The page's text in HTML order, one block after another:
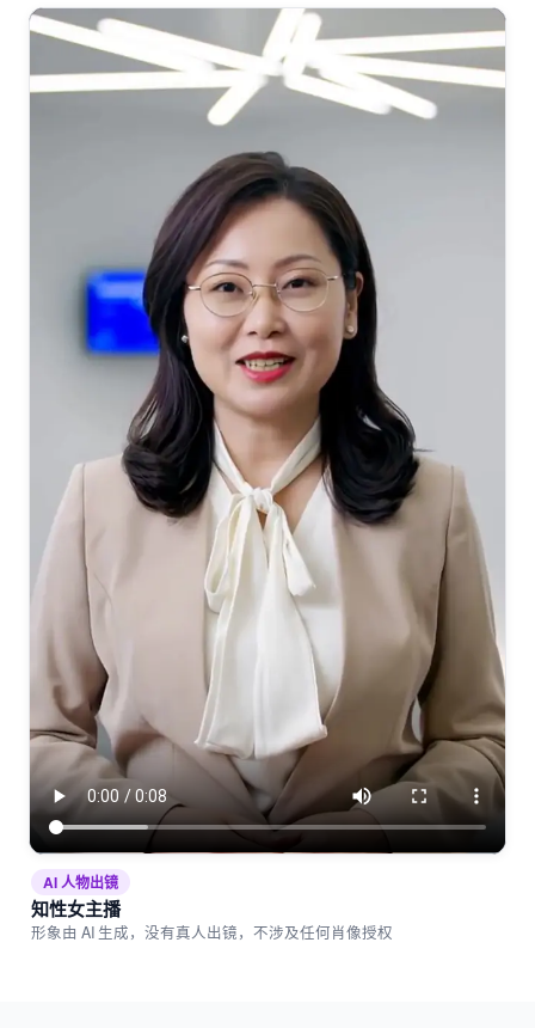
AI 人物出镜
知性女主播
形象由 AI 生成，没有真人出镜，不涉及任何肖像授权